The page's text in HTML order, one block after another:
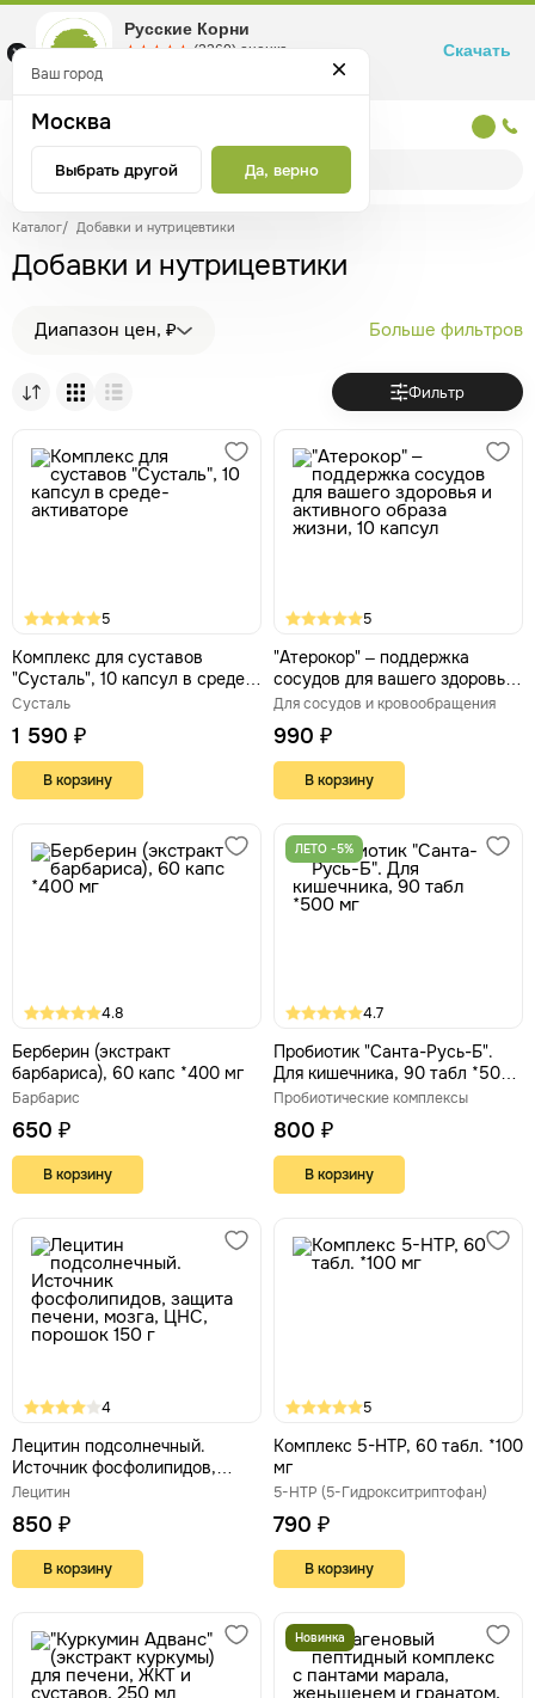
Каталог/ Добавки и нутрицевтики
Добавки и нутрицевтики
Диапазон цен, ₽ Больше фильтров
Фильтр
5
Комплекс для суставов
"Сусталь", 10 капсул в среде-
активаторе
Сусталь
1 590 ₽
В корзину
5
"Атерокор" – поддержка
сосудов для вашего здоровья
и активного образа жизни, 10
Для сосудов и кровообращения
990 ₽
В корзину
4.8
Берберин (экстракт
барбариса), 60 капс *400 мг
Барбарис
650 ₽
В корзину
ЛЕТО -5%
4.7
Пробиотик "Санта-Русь-Б".
Для кишечника, 90 табл *500
мг
Пробиотические комплексы
800 ₽
В корзину
4
Лецитин подсолнечный.
Источник фосфолипидов,
защита печени, мозга, ЦНС,
Лецитин
850 ₽
В корзину
5
Комплекс 5-HTP, 60 табл. *100
мг
5-HTP (5-Гидрокситриптофан)
790 ₽
В корзину
Новинка
Ваш город
Москва
Выбрать другой Да, верно
Русские Корни
☆☆☆☆☆
★★★★★ (2360) оценка
Маркетплейс товаров для здоровья
Скачать